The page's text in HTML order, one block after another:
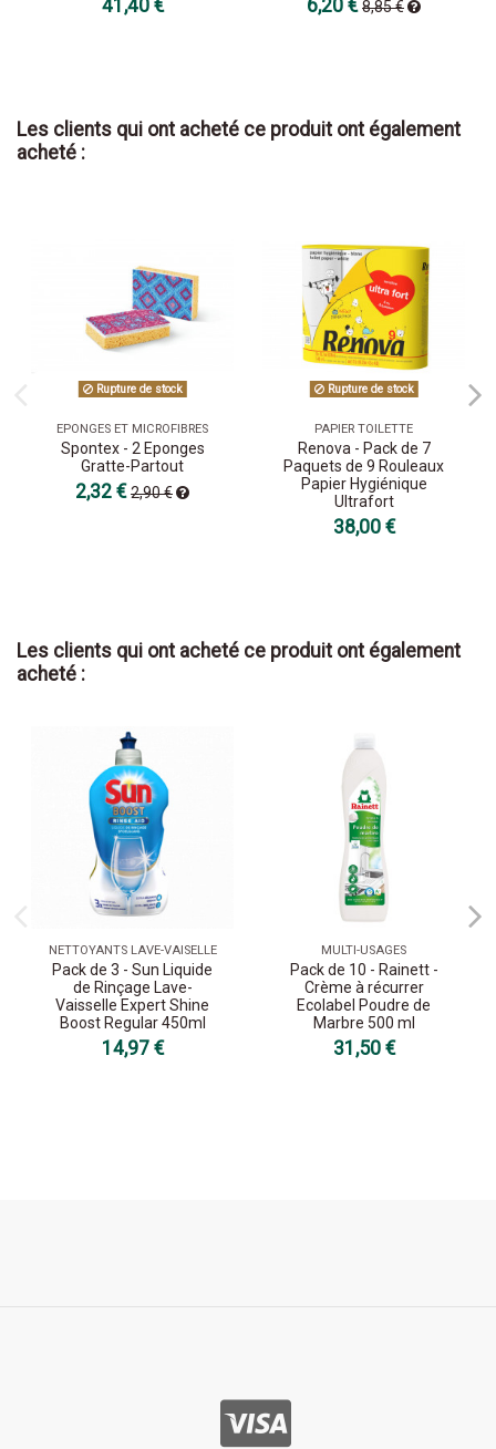
41,40 € 6,20 €8,85 €
Les clients qui ont acheté ce produit ont également
acheté :
Rupture de stock
EPONGES ET MICROFIBRES
Spontex - 2 Eponges
Gratte-Partout
2,32 €2,90 €
Rupture de stock
PAPIER TOILETTE
Renova - Pack de 7
Paquets de 9 Rouleaux
Papier Hygiénique
Ultrafort
38,00 €
Les clients qui ont acheté ce produit ont également
acheté :
NETTOYANTS LAVE-VAISELLE
Pack de 3 - Sun Liquide
de Rinçage Lave-
Vaisselle Expert Shine
Boost Regular 450ml
14,97 €
MULTI-USAGES
Pack de 10 - Rainett -
Crème à récurrer
Ecolabel Poudre de
Marbre 500 ml
31,50 €